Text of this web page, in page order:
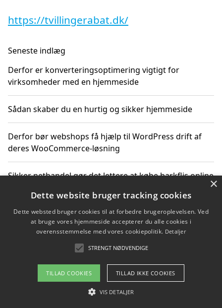
https://tvillingerabat.dk/
Seneste indlæg
Derfor er konverteringsoptimering vigtigt for
virksomheder med en hjemmeside
Sådan skaber du en hurtig og sikker hjemmeside
Derfor bør webshops få hjælp til WordPress drift af
deres WooCommerce-løsning
Sikker nethandel gør det lettere at købe barkflis online
Ting du bør vide før du vælger webbureau i Aarhus
Copyright 2026 - Pilanto Aps
Om / kontakt
Blog Betingelser
×
Dette website bruger tracking cookies
Dette websted bruger cookies til at forbedre brugeroplevelsen. Ved
at bruge vores hjemmeside accepterer du alle cookies i
overensstemmelse med vores cookiepolitik. Detaljer
STRENGT NØDVENDIGE
TILLAD COOKIES TILLAD IKKE COOKIES
VIS DETALJER